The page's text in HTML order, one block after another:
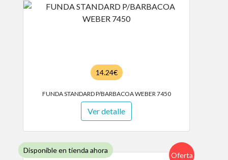
14.24€
FUNDA STANDARD P/BARBACOA WEBER 7450
Ver detalle
Disponible en tienda ahora
Oferta